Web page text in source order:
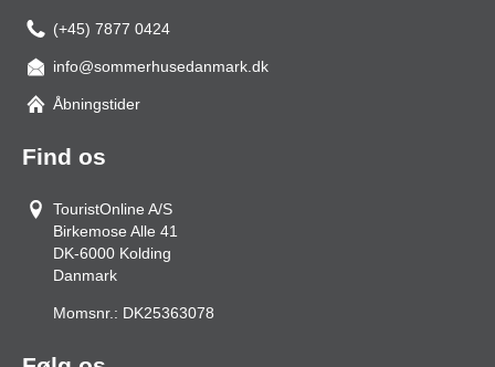
(+45) 7877 0424
info@sommerhusedanmark.dk
Åbningstider
Find os
TouristOnline A/S
Birkemose Alle 41
DK-6000 Kolding
Danmark
Momsnr.: DK25363078